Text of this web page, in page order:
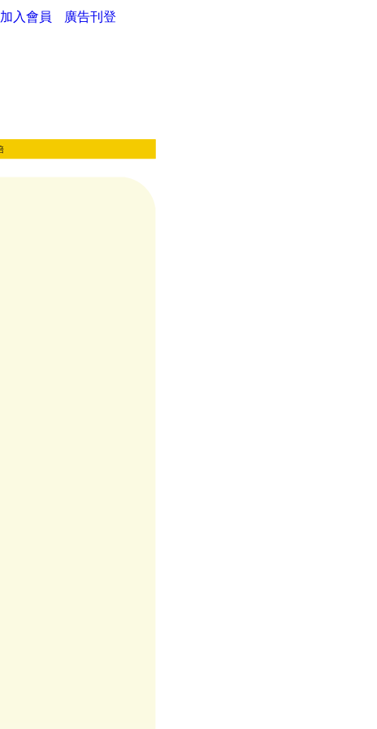
加入會員 廣告刊登